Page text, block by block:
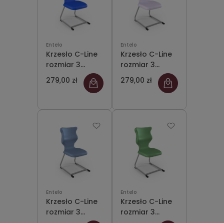
Entelo
Krzesło C-Line
rozmiar 3
siedzisko
niebieski/stelaż
279,00 zł
Entelo
Krzesło C-Line
rozmiar 3
siedzisko
pastelowy
fioletowy/stelaż
szary
279,00 zł
Entelo
Krzesło C-Line
rozmiar 3
Entelo
Krzesło C-Line
rozmiar 3